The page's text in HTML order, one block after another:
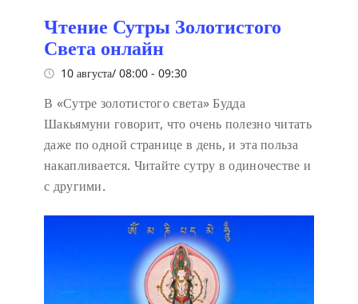
Чтение Сутры Золотистого
Света онлайн
10 августа/ 08:00 - 09:30
В «Сутре золотистого света» Будда
Шакьямуни говорит, что очень полезно читать
даже по одной странице в день, и эта польза
накапливается. Читайте сутру в одиночестве и
с другими.